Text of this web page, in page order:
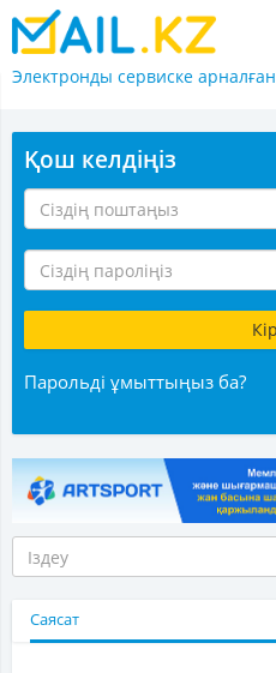
Электронды сервиске арналған
Қош келдіңіз
Парольді ұмыттыңыз ба?
Саясат